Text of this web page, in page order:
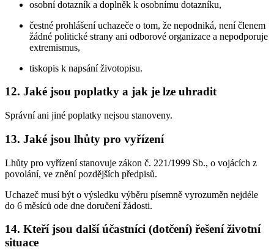
osobní dotazník a doplněk k osobnímu dotazníku,
čestné prohlášení uchazeče o tom, že nepodniká, není členem
žádné politické strany ani odborové organizace a nepodporuje
extremismus,
tiskopis k napsání životopisu.
12. Jaké jsou poplatky a jak je lze uhradit
Správní ani jiné poplatky nejsou stanoveny.
13. Jaké jsou lhůty pro vyřízení
Lhůty pro vyřízení stanovuje zákon č. 221/1999 Sb., o vojácích z
povolání, ve znění pozdějších předpisů.
Uchazeč musí být o výsledku výběru písemně vyrozuměn nejdéle
do 6 měsíců ode dne doručení žádosti.
14. Kteří jsou další účastníci (dotčení) řešení životní
situace